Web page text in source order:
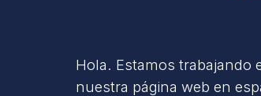
Hola. Estamos trabajando
nuestra página web en